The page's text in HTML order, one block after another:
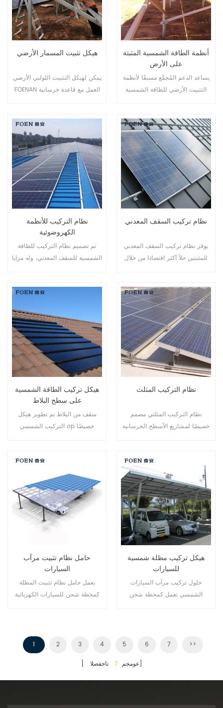
هيكل تثبيت المسمار الأرضي
يمكن لهيكل التثبيت اللولبي الأرضي
FOENAN العمل مع قاعدة خرسانية
أنظمة الطاقة الشمسية المثبتة
على الأرض
يساعد الدعم المُجمَّع مسبقًا لأنظمة
التثبيت الأرضي للطاقة الشمسية
نظام التركيب للأنظمة
الكهروضوئية
تم تصميم نظام التركيب للطاقة
الشمسية للسقف المعدني، وله مزايا
نظام تركيب السقف المعدني
يوفر نظام تركيب السقف المعدني
للمثبتين حلاً أكثر اقتصادا من خلال
هيكل تركيب الطاقة الشمسية
على سطح البلاط
سقف من البلاط تم تطوير هيكل
التركيب الشمسي op خصيصًا
نظام التركيب المثلث
نظام التركيب المثلثي مصمم
خصيصًا لمشاريع الأسطح الخرسانية
حامل نظام تثبيت مرآب
السيارات
يعمل حامل نظام تثبيت المظلة
كمحطة شحن للسيارات الكهربائية
هيكل تركيب مظلة شمسية
للسيارات
حلول تركيب مرآب السيارات
الشمسي تعمل كمحطة شحن
1 2 3 4 5 6 7 >>
[ عومجم7 تاحفصلا]